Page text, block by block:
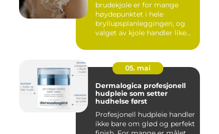
brudekjole er for mange
høydepunktet i hele
bryllupsplanleggingen, og
valget av kjole handler like
05. mai
Dermalogica profesjonell
hudpleie som setter
hudhelse først
Profesjonell hudpleie handler
ikke bare om glød og perfekt